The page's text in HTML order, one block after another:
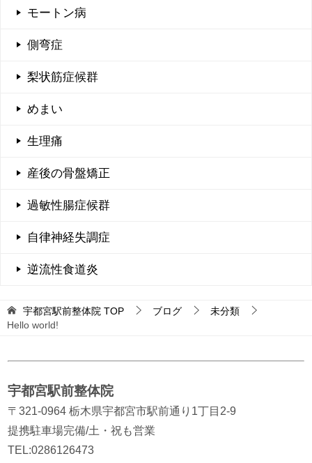
モートン病
側弯症
梨状筋症候群
めまい
生理痛
産後の骨盤矯正
過敏性腸症候群
自律神経失調症
逆流性食道炎
宇都宮駅前整体院 TOP ブログ
未分類
Hello world!
宇都宮駅前整体院
〒321-0964 栃木県宇都宮市駅前通り1丁目2-9
提携駐車場完備/土・祝も営業
TEL:0286126473